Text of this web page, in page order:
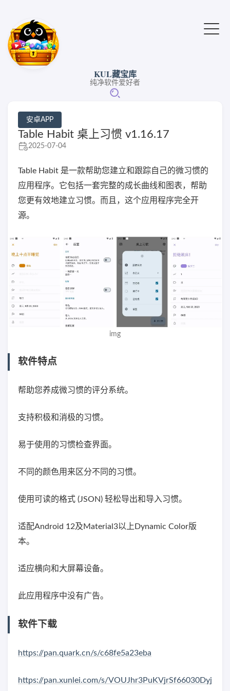
KUL藏宝库
纯净软件爱好者
安卓APP
Table Habit 桌上习惯 v1.16.17
2025-07-04
Table Habit 是一款帮助您建立和跟踪自己的微习惯的
应用程序。它包括一套完整的成长曲线和图表，帮助
您更有效地建立习惯。而且，这个应用程序完全开
源。
img
软件特点
帮助您养成微习惯的评分系统。
支持积极和消极的习惯。
易于使用的习惯检查界面。
不同的颜色用来区分不同的习惯。
使用可读的格式 (JSON) 轻松导出和导入习惯。
适配Android 12及Material3以上Dynamic Color版
本。
适应横向和大屏幕设备。
此应用程序中没有广告。
软件下载
https://pan.quark.cn/s/c68fe5a23eba
https://pan.xunlei.com/s/VOUJhr3PuKVjrSf66030Dyj